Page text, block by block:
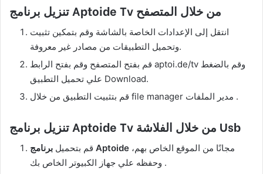
تنزيل برنامج Aptoide Tv من خلال المتصفح
انتقل إلى الإعدادات الخاصة بالشاشة وقم بتمكين تثبيت
وتحميل التطبيقات من مصادر غير معروفة.
قم بفتح المتصفح وقم بفتح الرابط aptoi.de/tv وقم بالضغط
علي تحميل التطبيق Download.
قم بتثبيت التطبيق من خلال file manager مدير الملفات .
تنزيل برنامج Aptoide Tv من خلال الفلاشة Usb
قم بتحميل برنامج Aptoide
وحفظه علي جهاز الكبيوتر الخاص بك .